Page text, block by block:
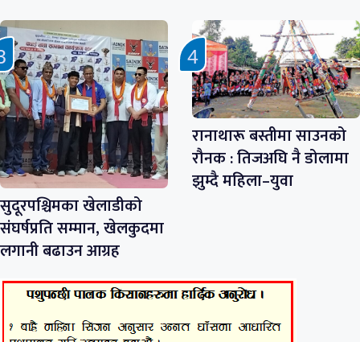
सुदूरपश्चिमका खेलाडीको
संघर्षप्रति सम्मान, खेलकुदमा
लगानी बढाउन आग्रह
रानाथारू बस्तीमा साउनको
रौनक : तिजअघि नै डोलामा
झुम्दै महिला–युवा